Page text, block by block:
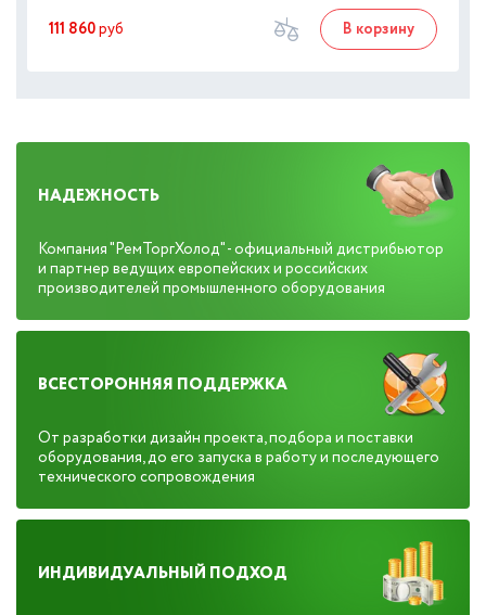
111 860руб В корзину
НАДЕЖНОСТЬ
Компания "РемТоргХолод" - официальный дистрибьютор
и партнер ведущих европейских и российских
производителей промышленного оборудования
ВСЕСТОРОННЯЯ ПОДДЕРЖКА
От разработки дизайн проекта, подбора и поставки
оборудования, до его запуска в работу и последующего
технического сопровождения
ИНДИВИДУАЛЬНЫЙ ПОДХОД